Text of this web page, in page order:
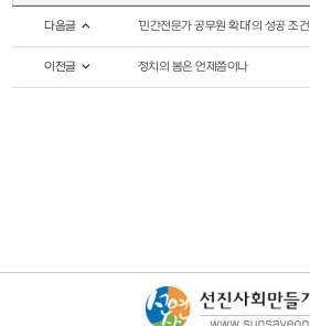
다음글 ‘민간전문가 공무원 확대’의 성공 조건
이전글 정치의 봄은 언제쯤이나